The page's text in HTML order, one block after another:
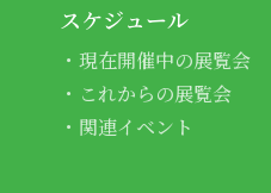
スケジュール
現在開催中の展覧会
これからの展覧会
関連イベント